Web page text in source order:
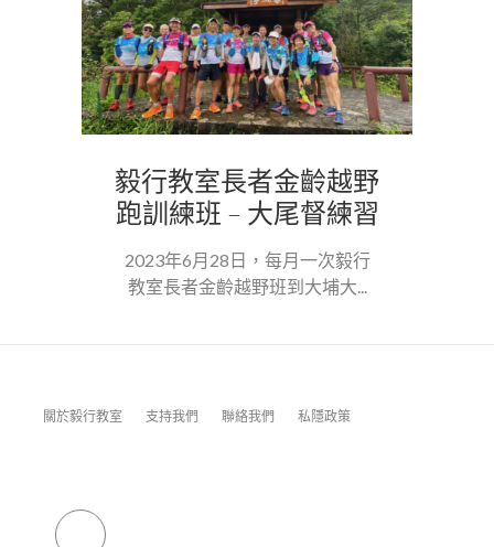
毅行教室長者金齡越野
跑訓練班 – 大尾督練習
2023年6月28日，每月一次毅行
教室長者金齡越野班到大埔大...
關於毅行教室 支持我們 聯絡我們 私隱政策